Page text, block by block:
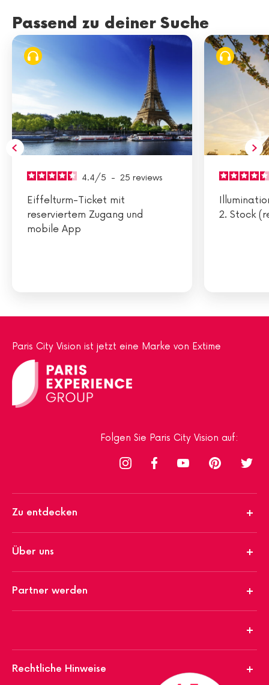
Passend zu deiner Suche
4.4/5 - 25 reviews
Eiffelturm-Ticket mit
reserviertem Zugang und
mobile App
2. Stock
Paris City Vision ist jetzt eine Marke von Extime
Folgen Sie Paris City Vision auf:
Zu entdecken
Über uns
Partner werden
Rechtliche Hinweise